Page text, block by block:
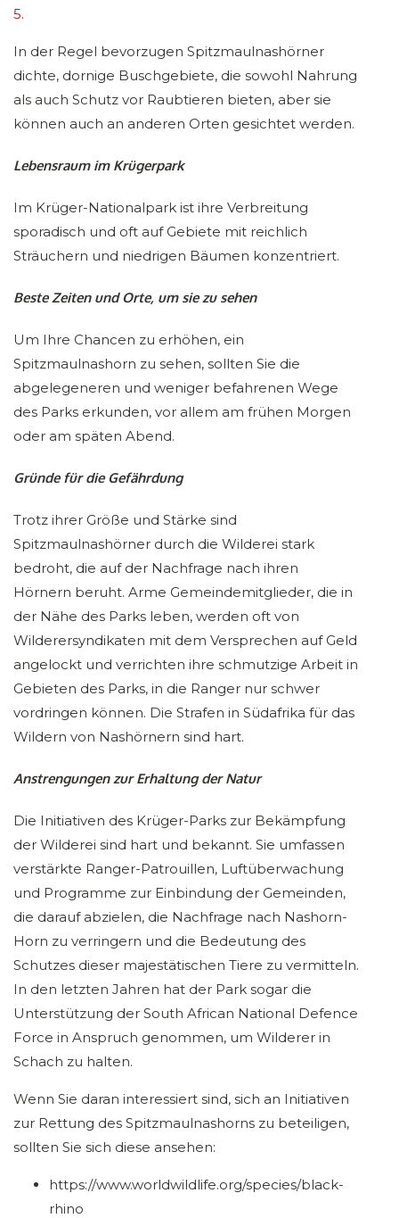
5.
In der Regel bevorzugen Spitzmaulnashörner
dichte, dornige Buschgebiete, die sowohl Nahrung
als auch Schutz vor Raubtieren bieten, aber sie
können auch an anderen Orten gesichtet werden.
Lebensraum im Krügerpark
Im Krüger-Nationalpark ist ihre Verbreitung
sporadisch und oft auf Gebiete mit reichlich
Sträuchern und niedrigen Bäumen konzentriert.
Beste Zeiten und Orte, um sie zu sehen
Um Ihre Chancen zu erhöhen, ein
Spitzmaulnashorn zu sehen, sollten Sie die
abgelegeneren und weniger befahrenen Wege
des Parks erkunden, vor allem am frühen Morgen
oder am späten Abend.
Gründe für die Gefährdung
Trotz ihrer Größe und Stärke sind
Spitzmaulnashörner durch die Wilderei stark
bedroht, die auf der Nachfrage nach ihren
Hörnern beruht. Arme Gemeindemitglieder, die in
der Nähe des Parks leben, werden oft von
Wilderersyndikaten mit dem Versprechen auf Geld
angelockt und verrichten ihre schmutzige Arbeit in
Gebieten des Parks, in die Ranger nur schwer
vordringen können. Die Strafen in Südafrika für das
Wildern von Nashörnern sind hart.
Anstrengungen zur Erhaltung der Natur
Die Initiativen des Krüger-Parks zur Bekämpfung
der Wilderei sind hart und bekannt. Sie umfassen
verstärkte Ranger-Patrouillen, Luftüberwachung
und Programme zur Einbindung der Gemeinden,
die darauf abzielen, die Nachfrage nach Nashorn-
Horn zu verringern und die Bedeutung des
Schutzes dieser majestätischen Tiere zu vermitteln.
In den letzten Jahren hat der Park sogar die
Unterstützung der South African National Defence
Force in Anspruch genommen, um Wilderer in
Schach zu halten.
Wenn Sie daran interessiert sind, sich an Initiativen
zur Rettung des Spitzmaulnashorns zu beteiligen,
sollten Sie sich diese ansehen:
https://www.worldwildlife.org/species/black-
rhino